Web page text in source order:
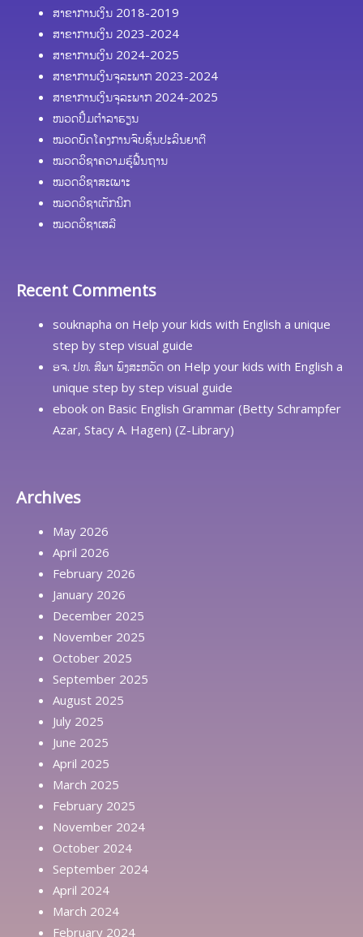
ສາຂາການເງິນ 2018-2019
ສາຂາການເງິນ 2023-2024
ສາຂາການເງິນ 2024-2025
ສາຂາການເງິນຈຸລະພາກ 2023-2024
ສາຂາການເງິນຈຸລະພາກ 2024-2025
ໜວດປຶ້ມຕຳລາຮຽນ
ໝວດບົດໂຄງການຈົບຊັ້ນປະລິນຍາຕີ
ໝວດວິຊາຄວາມຮູ້ຟື້ນຖານ
ໝວດວິຊາສະເພາະ
ໝວດວິຊາເຕັກນິກ
ໝວດວິຊາເສລີ
Recent Comments
souknapha on Help your kids with English a unique
step by step visual guide
ອຈ. ປທ. ສີພາ ພົງສະຫວັດ on Help your kids with English a
unique step by step visual guide
ebook on Basic English Grammar (Betty Schrampfer
Azar, Stacy A. Hagen) (Z-Library)
Archives
May 2026
April 2026
February 2026
January 2026
December 2025
November 2025
October 2025
September 2025
August 2025
July 2025
June 2025
April 2025
March 2025
February 2025
November 2024
October 2024
September 2024
April 2024
March 2024
February 2024